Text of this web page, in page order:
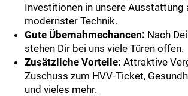
Investitionen in unsere Ausstattung
modernster Technik.
Gute Übernahmechancen: Nach
stehen Dir bei uns viele Türen offen.
Zusätzliche Vorteile: Attraktive
Zuschuss zum HVV-Ticket,
und vieles mehr.